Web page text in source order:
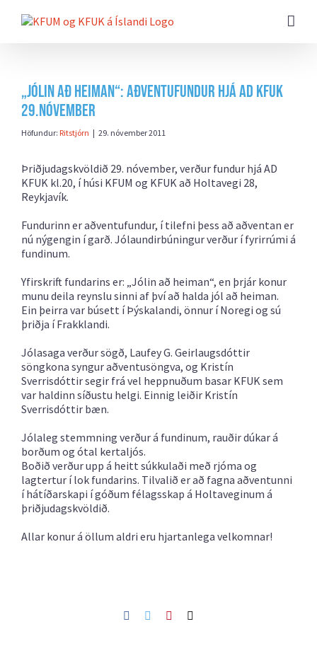
beint
„Jólin að heiman“: Aðventufundur hjá AD KFUK
29.nóvember
Höfundur: Ritstjórn | 29. nóvember 2011
Þriðjudagskvöldið 29. nóvember, verður fundur hjá AD
KFUK kl.20, í húsi KFUM og KFUK að Holtavegi 28,
Reykjavík.
Fundurinn er aðventufundur, í tilefni þess að aðventan er
nú nýgengin í garð. Jólaundirbúningur verður í fyrirrúmi á
fundinum.
Yfirskrift fundarins er: „Jólin að heiman“, en þrjár konur
munu deila reynslu sinni af því að halda jól að heiman.
Ein þeirra var búsett í Þýskalandi, önnur í Noregi og sú
þriðja í Frakklandi.
Jólasaga verður sögð, Laufey G. Geirlaugsdóttir
söngkona syngur aðventusöngva, og Kristín
Sverrisdóttir segir frá vel heppnuðum basar KFUK sem
var haldinn síðustu helgi. Einnig leiðir Kristín
Sverrisdóttir bæn.
Jólaleg stemmning verður á fundinum, rauðir dúkar á
borðum og ótal kertaljós.
Boðið verður upp á heitt súkkulaði með rjóma og
lagtertur í lok fundarins. Tilvalið er að fagna aðventunni
í hátíðarskapi í góðum félagsskap á Holtaveginum á
þriðjudagskvöldið.
Allar konur á öllum aldri eru hjartanlega velkomnar!
Facebook
TwitterPinterest